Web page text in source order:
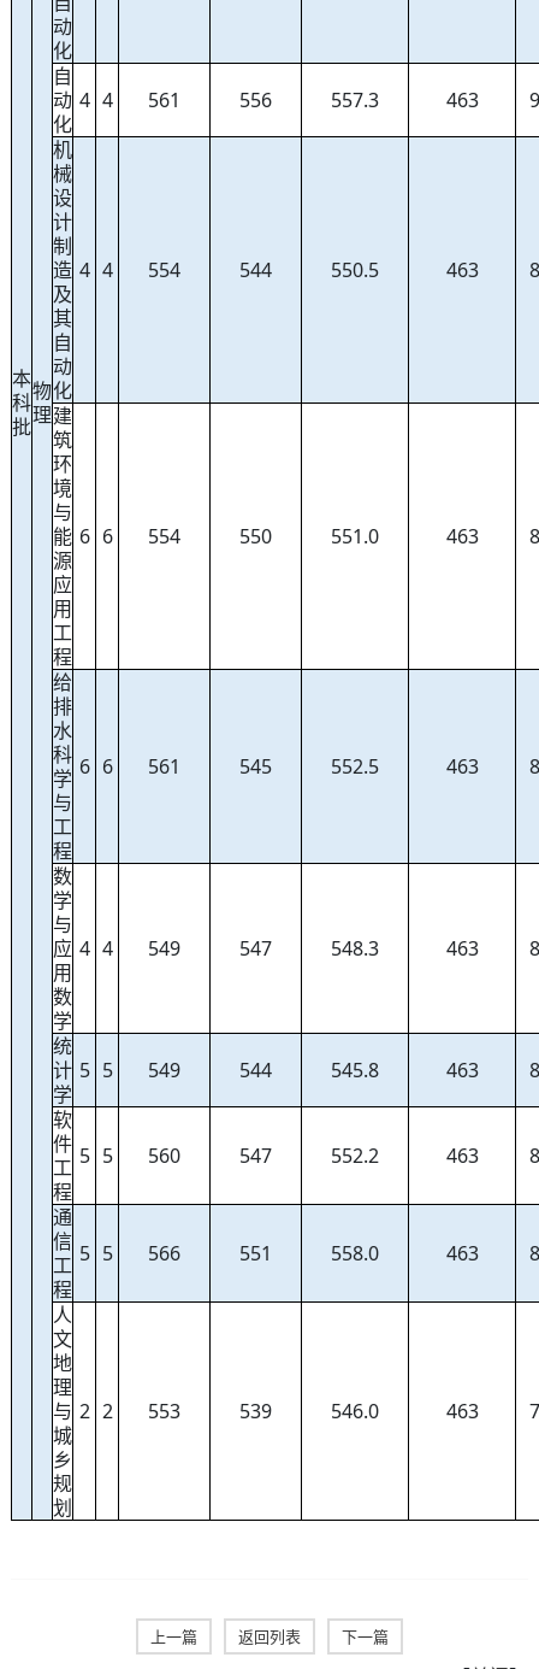
本
科
批
物
理
动
化
自
动
化
4 4 561 556 557.3 463
机
械
设
计
制
造
及
其
自
动
化
4 4 554 544 550.5 463
建
筑
环
境
与
能
源
应
用
工
程
6 6 554 550 551.0 463
给
排
水
科
学
与
工
程
6 6 561 545 552.5 463
数
学
与
应
用
数
学
4 4 549 547 548.3 463
统
计
学
5 5 549 544 545.8 463
软
件
工
程
5 5 560 547 552.2 463
通
信
工
程
5 5 566 551 558.0 463
人
文
地
理
与
城
乡
规
划
2 2 553 539 546.0 463
上一篇 返回列表 下一篇